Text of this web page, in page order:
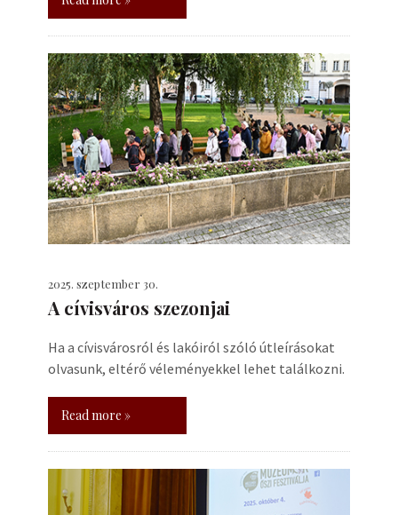
2025. szeptember 30.
A cívisváros szezonjai
Ha a cívisvárosról és lakóiról szóló útleírásokat
olvasunk, eltérő véleményekkel lehet találkozni.
Read more »